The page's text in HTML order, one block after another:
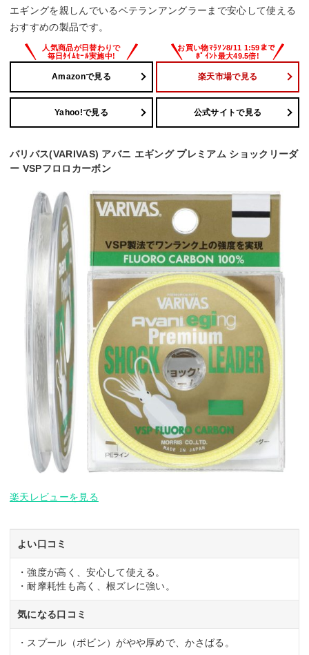
エギングを親しんでいるベテランアングラーまで安心して使える
おすすめの製品です。
Amazonで見る 楽天市場で見る
Yahoo!で見る 公式サイトで見る
バリバス(VARIVAS) アバニ エギング プレミアム ショックリーダ
ー VSPフロロカーボン
楽天レビューを見る
よい口コミ
・強度が高く、安心して使える。
・耐摩耗性も高く、根ズレに強い。
気になる口コミ
・スプール（ボビン）がやや厚めで、かさばる。